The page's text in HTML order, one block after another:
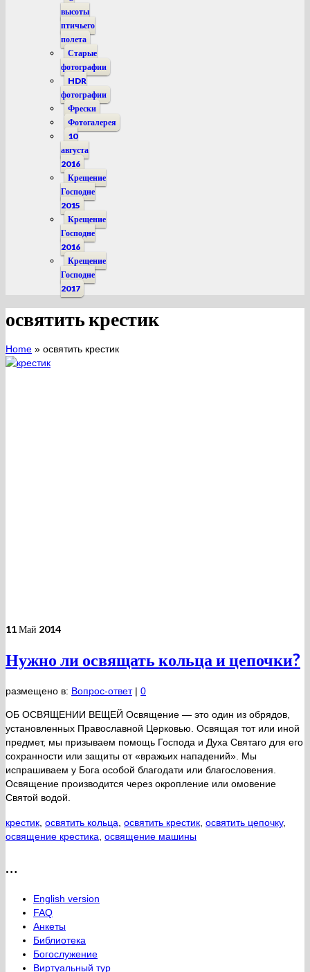
высоты
птичьего
полета
Старые
фотографии
HDR
фотографии
Фрески
Фотогалерея
10
августа
2016
Крещение
Господне
2015
Крещение
Господне
2016
Крещение
Господне
2017
освятить крестик
Home » освятить крестик
11Май 2014
Нужно ли освящать кольца и цепочки?
размещено в: Вопрос-ответ | 0
ОБ ОСВЯЩЕНИИ ВЕЩЕЙ Освящение — это один из обрядов,
установленных Православной Церковью. Освящая тот или иной
предмет, мы призываем помощь Господа и Духа Святаго для его
сохранности или защиты от «вражьих нападений». Мы
испрашиваем у Бога особой благодати или благословения.
Освящение производится через окропление или омовение
Святой водой.
крестик, освятить кольца, освятить крестик, освятить цепочку,
освящение крестика, освящение машины
…
English version
FAQ
Анкеты
Библиотека
Богослужение
Виртуальный тур